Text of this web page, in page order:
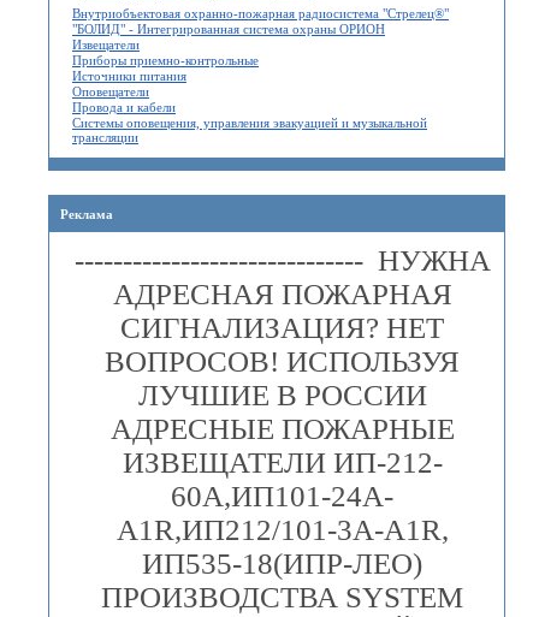
Внутриобъектовая охранно-пожарная радиосистема "Стрелец®"
"БОЛИД" - Интегрированная система охраны ОРИОН
Извещатели
Приборы приемно-контрольные
Источники питания
Оповещатели
Провода и кабели
Системы оповещения, управления эвакуацией и музыкальной
трансляции
Реклама
------------------------------ НУЖНА
АДРЕСНАЯ ПОЖАРНАЯ
СИГНАЛИЗАЦИЯ? НЕТ
ВОПРОСОВ! ИСПОЛЬЗУЯ
ЛУЧШИЕ В РОССИИ
АДРЕСНЫЕ ПОЖАРНЫЕ
ИЗВЕЩАТЕЛИ ИП-212-
60А,ИП101-24А-
A1R,ИП212/101-3А-A1R,
ИП535-18(ИПР-ЛЕО)
ПРОИЗВОДСТВА SYSTEM